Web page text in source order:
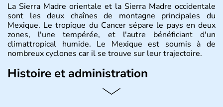
La Sierra Madre orientale et la Sierra Madre occidentale
sont les deux chaînes de montagne principales du
Mexique. Le tropique du Cancer sépare le pays en deux
zones, l'une tempérée, et l'autre bénéficiant d'un
climattropical humide. Le Mexique est soumis à de
nombreux cyclones car il se trouve sur leur trajectoire.
Histoire et administration
Bordé au Sud par le Guatemala et le Belize, le Mexique